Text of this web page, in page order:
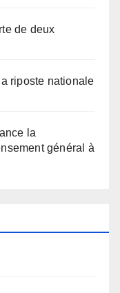
de deux
riposte nationale
la
général à